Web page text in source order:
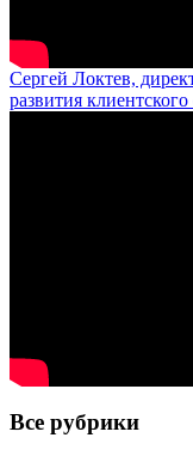
Сергей Локтев,
развития
Все рубрики